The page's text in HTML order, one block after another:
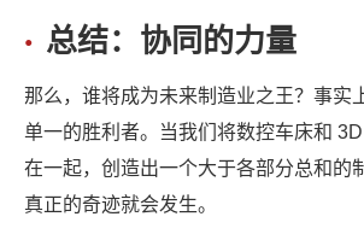
总结：协同的力量
那么，谁将成为未来制造业之王？事实
单一的胜利者。当我们将数控车床和
在一起，创造出一个大于各部分总和的
真正的奇迹就会发生。